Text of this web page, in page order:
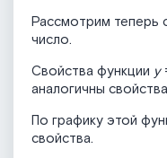
Рассмотрим теперь
число.
Свойства функции y
аналогичны
По графику этой
свойства.